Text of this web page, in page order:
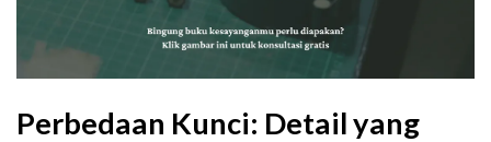
Perbedaan Kunci: Detail yang